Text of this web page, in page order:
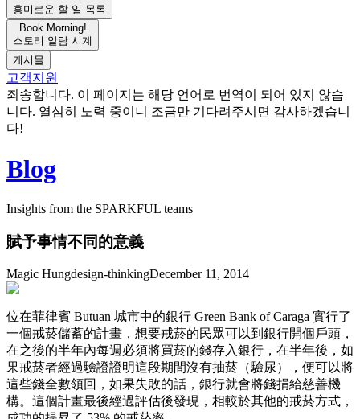
흥미로운 할 일 목록
Book Morning!
스토리 알람 시계
게시물
고객지원
죄송합니다. 이 페이지는 해당 언어로 번역이 되어 있지 않습
니다. 열심히 노력 중이니 조금만 기다려주시면 감사하겠습니
다!
Blog
Insights from the SPARKFUL teams
賦予事情不同的意義
Magic Hungdesign-thinkingDecember 11, 2014
位在菲律賓 Butuan 城市中的銀行 Green Bank of Caraga 實行了
一個戒菸儲蓄的計畫，想要戒菸的民眾可以到銀行開個戶頭，
在之後的半年內每週必須將買菸的錢存入銀行，在半年後，如
果戒菸者經過驗證證明這段期間沒有抽菸（驗尿），便可以將
這些錢全數領回，如果失敗的話，銀行就會將錢捐給慈善機
構。這個計畫最後經過評估後發現，相較於其他的戒菸方式，